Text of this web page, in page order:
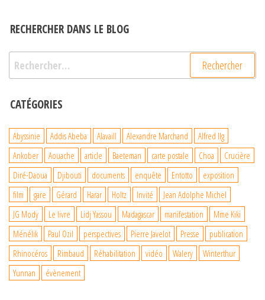
RECHERCHER DANS LE BLOG
Rechercher :
CATÉGORIES
Abyssinie Addis Abeba Alavaill Alexandre Marchand
Alfred Ilg
Ankober
Aouache article Baeteman carte postale Choa
Crucière
Diré-Daoua
Djibouti documents enquête Entotto
exposition
film
gare Gérard Harar Holtz Invité
Jean Adolphe Michel
JG Mody
Le livre Lidj Yassou Madagascar manifestation
Mme Kiki
Ménélik
Paul Ozil perspectives Pierre Javelot Presse
publication
Rhinocéros
Rimbaud Réhabilitation vidéo Walery
Winterthur
Yunnan
évènement